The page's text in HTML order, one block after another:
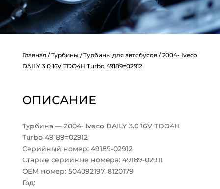
Главная/Турбины /Турбины для автобусов/ 2004- Iveco
DAILY 3.0 16V TDO4H Turbo 49189=02912
ОПИСАНИЕ
Турбина — 2004- Iveco DAILY 3.0 16V TDO4H
Turbo 49189=02912
Серийный номер: 49189-02912
Старые серийные номера: 49189-02911
OEM номер: 504092197, 8120179
Год: